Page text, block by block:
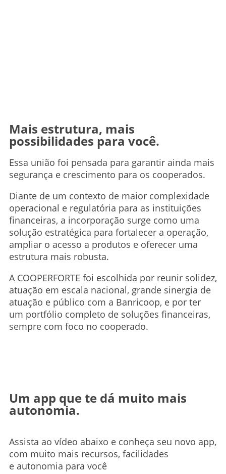
Mais estrutura, mais
possibilidades para você.
Essa união foi pensada para garantir ainda mais
segurança e crescimento para os cooperados.
Diante de um contexto de maior complexidade
operacional e regulatória para as instituições
financeiras, a incorporação surge como uma
solução estratégica para fortalecer a operação,
ampliar o acesso a produtos e oferecer uma
estrutura mais robusta.
A COOPERFORTE foi escolhida por reunir solidez,
atuação em escala nacional, grande sinergia de
atuação e público com a Banricoop, e por ter
um portfólio completo de soluções financeiras,
sempre com foco no cooperado.
Um app que te dá muito mais
autonomia.
Assista ao vídeo abaixo e conheça seu novo app,
com muito mais recursos, facilidades
e autonomia para você